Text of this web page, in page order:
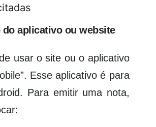
do aplicativo ou website
usar o site ou o aplicativo
Esse aplicativo é para
Para emitir uma nota,